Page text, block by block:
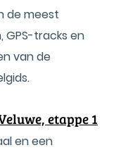
de meest
tracks en
van de
etappe 1
en een